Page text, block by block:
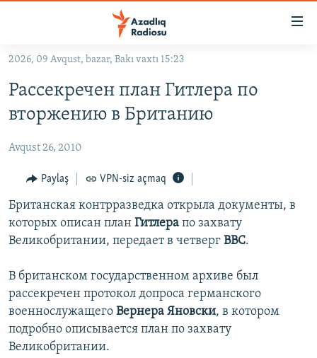
Əsas
qayıt
Əsas
naviqasiyaya
qayıt
KORRUPSIOMETR
#ƏSLINDƏ
FƏRQƏ BAX
QANUNI DOĞRU
ARAŞDIRMA
VIDEO
İNFOQRAFIKA
KARIKATURA
RADIO ARXIV
AZƏRBAYCAN ƏDƏBIYYATI KITABXANASI
İSLAM VƏ DEMOKRATIYA
HAQQIMIZDA
MISSIYAMIZ
PEŞƏ ETIKASI VƏ JURNALISTIKA STANDARTLARIMIZ
BIZI IZLƏ
2026, 09 Avqust, bazar, Bakı vaxtı 15:23
Рассекречен план Гитлера по
вторжению в Британию
Avqust 26, 2010
Paylaş VPN-siz açmaq
Британская контрразведка открыла документы, в
которых описан план Гитлера по захвату
Великобритании, передает в четверг BBC.
В британском государственном архиве был
рассекречен протокол допроса германского
военнослужащего Вернера Яновски, в котором
подробно описывается план по захвату
Великобритании.